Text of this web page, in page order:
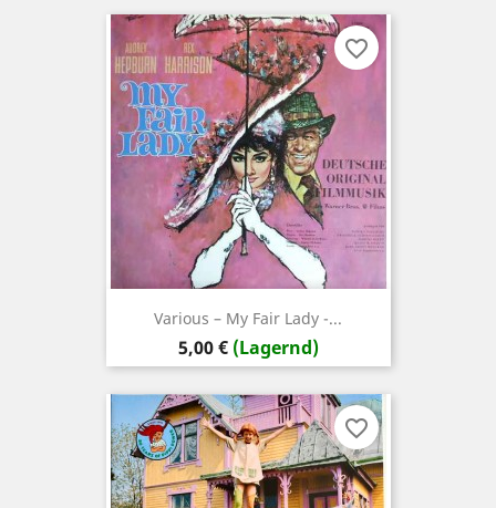
Various ‎– My Fair Lady -...
Preis
5,00 € (Lagernd)
favorite_border
favorite_border